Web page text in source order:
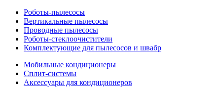
Роботы-пылесосы
Вертикальные пылесосы
Проводные пылесосы
Роботы-стеклоочистители
Комплектующие для пылесосов и швабр
Мобильные кондиционеры
Сплит-системы
Аксессуары для кондиционеров